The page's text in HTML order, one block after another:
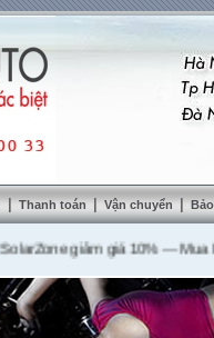
| Thanh toán | Vận chuyển |
giảm giá 10%---Mua DVD